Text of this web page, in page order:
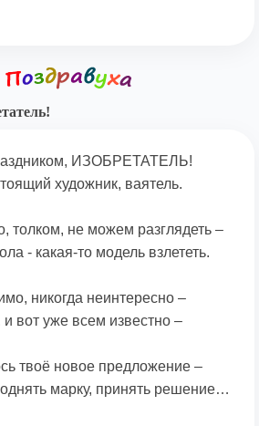
ИЗОБРЕТАТЕЛЬ!
художник, ваятель.
толком, не можем разглядеть –
- какая-то модель взлететь.
никогда неинтересно –
вот уже всем известно –
твоё новое предложение –
марку, принять решение…